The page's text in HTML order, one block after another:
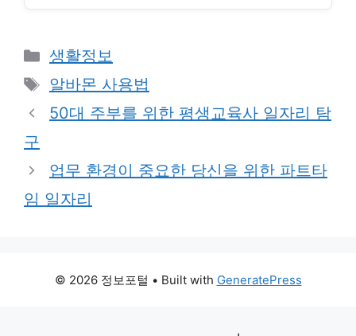
Categories
생활정보
Tags
알바몬 사용법
50대 주부를 위한 평생교육사 일자리 탐
구
업무 환경이 중요한 당신을 위한 파트타
임 일자리
© 2026 정보포털 • Built with GeneratePress